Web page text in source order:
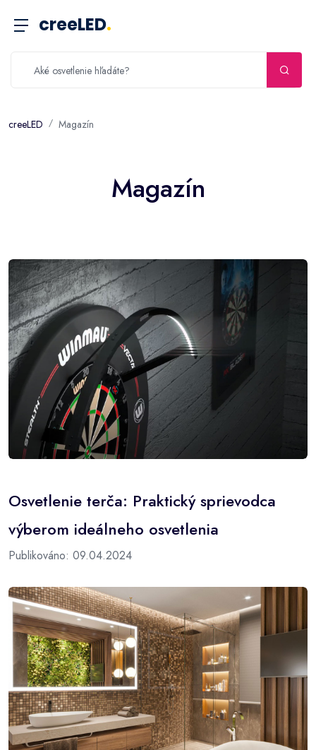
creeLED.
creeLED Magazín
Magazín
Osvetlenie terča: Praktický sprievodca
výberom ideálneho osvetlenia
Publikováno: 09.04.2024